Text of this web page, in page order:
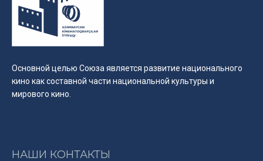
Основной целью Союза является развитие национального
кино как составной части национальной культуры и
мирового кино.
НАШИ КОНТАКТЫ